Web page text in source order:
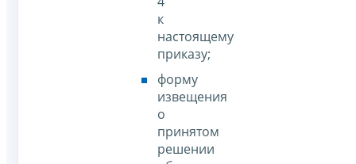
к
настоящему
приказу;
форму
извещения
о
принятом
решении